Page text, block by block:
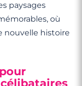
paysages
où
nouvelle histoire